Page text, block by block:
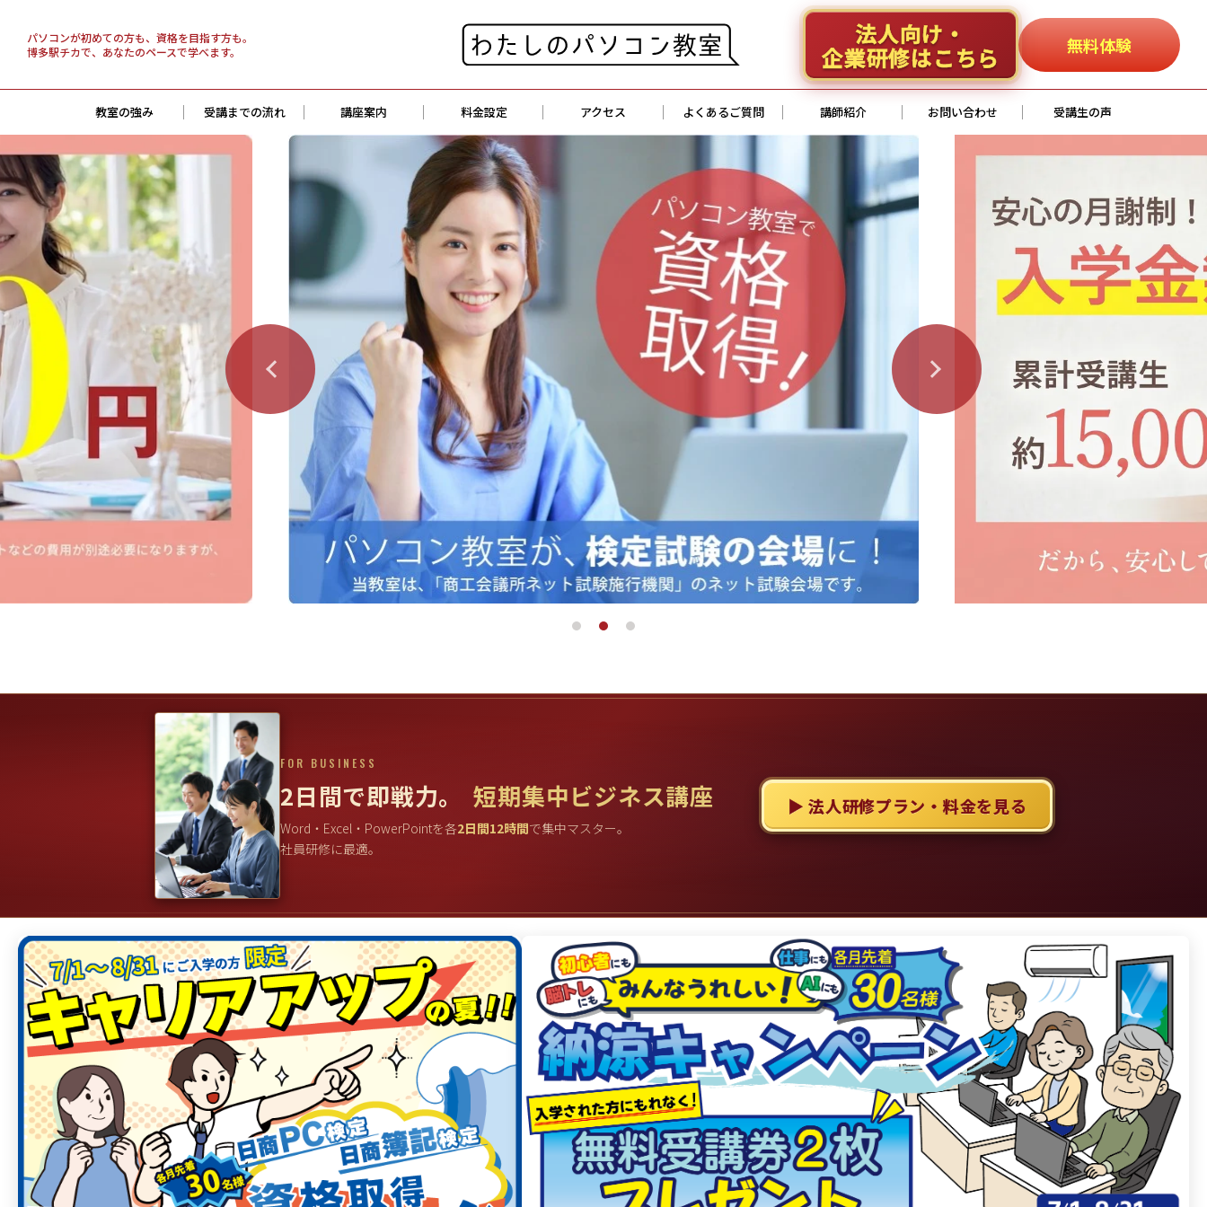
パソコンが初めての方も、資格を目指す方も。
博多駅チカで、あなたのペースで学べます。
法人向け・
企業研修はこちら 無料体験
教室の強み 受講までの流れ 講座案内 料金設定 アクセス よくあるご質問 講師紹介 お問い合わせ 受講生の声
FOR BUSINESS
2日間で即戦力。 短期集中ビジネス講座
Word・Excel・PowerPointを各2日間12時間で集中マスター。
社員研修に最適。
▶ 法人研修プラン・料金を見る